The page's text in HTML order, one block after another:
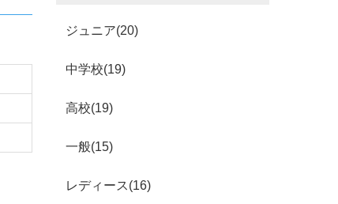
ジュニア(20)
中学校(19)
高校(19)
一般(15)
レディース(16)